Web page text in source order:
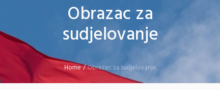
Obrazac za
sudjelovanje
Home/Obrazac za sudjelovanje